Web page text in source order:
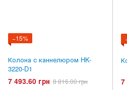
−15%
Колона с каннелюром HK-
3220-D1
7 493.60 грн 8 816.00 грн 7